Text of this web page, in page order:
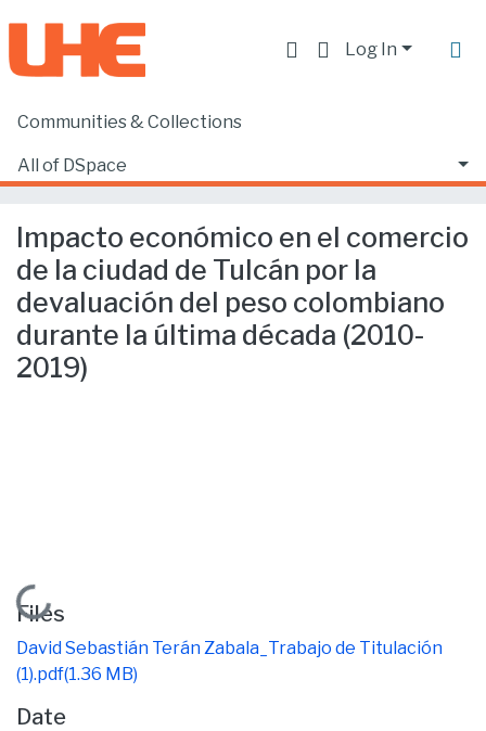
Log In
Communities & Collections
All of DSpace
Home
Impacto económico en el comercio de la ciudad de Tulcán por la devaluación del peso colombiano durante la última década (2010-2019)
Impacto económico en el comercio
de la ciudad de Tulcán por la
devaluación del peso colombiano
durante la última década (2010-
2019)
Loading...
Files
David Sebastián Terán Zabala_Trabajo de Titulación
(1).pdf(1.36 MB)
Date